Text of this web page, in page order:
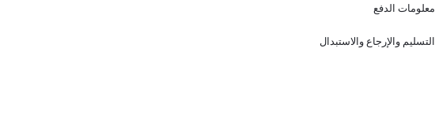
معلومات الدفع
التسليم والإرجاع والاستبدال